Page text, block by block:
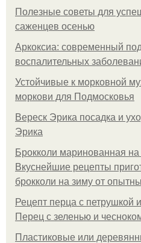
Полезные советы для
саженцев осенью
Аркоксиа: современный
воспалительных
Устойчивые к морковной
моркови для Подмосковья
Вереск Эрика посадка и
Эрика
Брокколи маринованная на
Вкуснейшие рецепты
брокколи на зиму от
Рецепт перца с петрушкой
Перец с зеленью и
Пластиковые или